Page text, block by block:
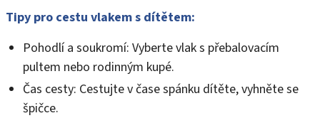
Tipy pro cestu vlakem s dítětem:
Pohodlí a soukromí: Vyberte vlak s přebalovacím
pultem nebo rodinným kupé.
Čas cesty: Cestujte v čase spánku dítěte, vyhněte se
špičce.